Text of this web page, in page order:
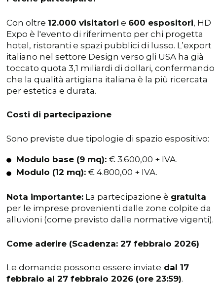
Con oltre 12.000 visitatori e 600 espositori, HD
Expo è l'evento di riferimento per chi progetta
hotel, ristoranti e spazi pubblici di lusso. L’export
italiano nel settore Design verso gli USA ha già
toccato quota 3,1 miliardi di dollari, confermando
che la qualità artigiana italiana è la più ricercata
per estetica e durata.
Costi di partecipazione
Sono previste due tipologie di spazio espositivo:
Modulo base (9 mq):€ 3.600,00 + IVA.
Modulo (12 mq):€ 4.800,00 + IVA.
Nota importante:La partecipazione è gratuita
per le imprese provenienti dalle zone colpite da
alluvioni (come previsto dalle normative vigenti).
Come aderire (Scadenza: 27 febbraio 2026)
Le domande possono essere inviate dal 17
febbraio al 27 febbraio 2026 (ore 23:59).